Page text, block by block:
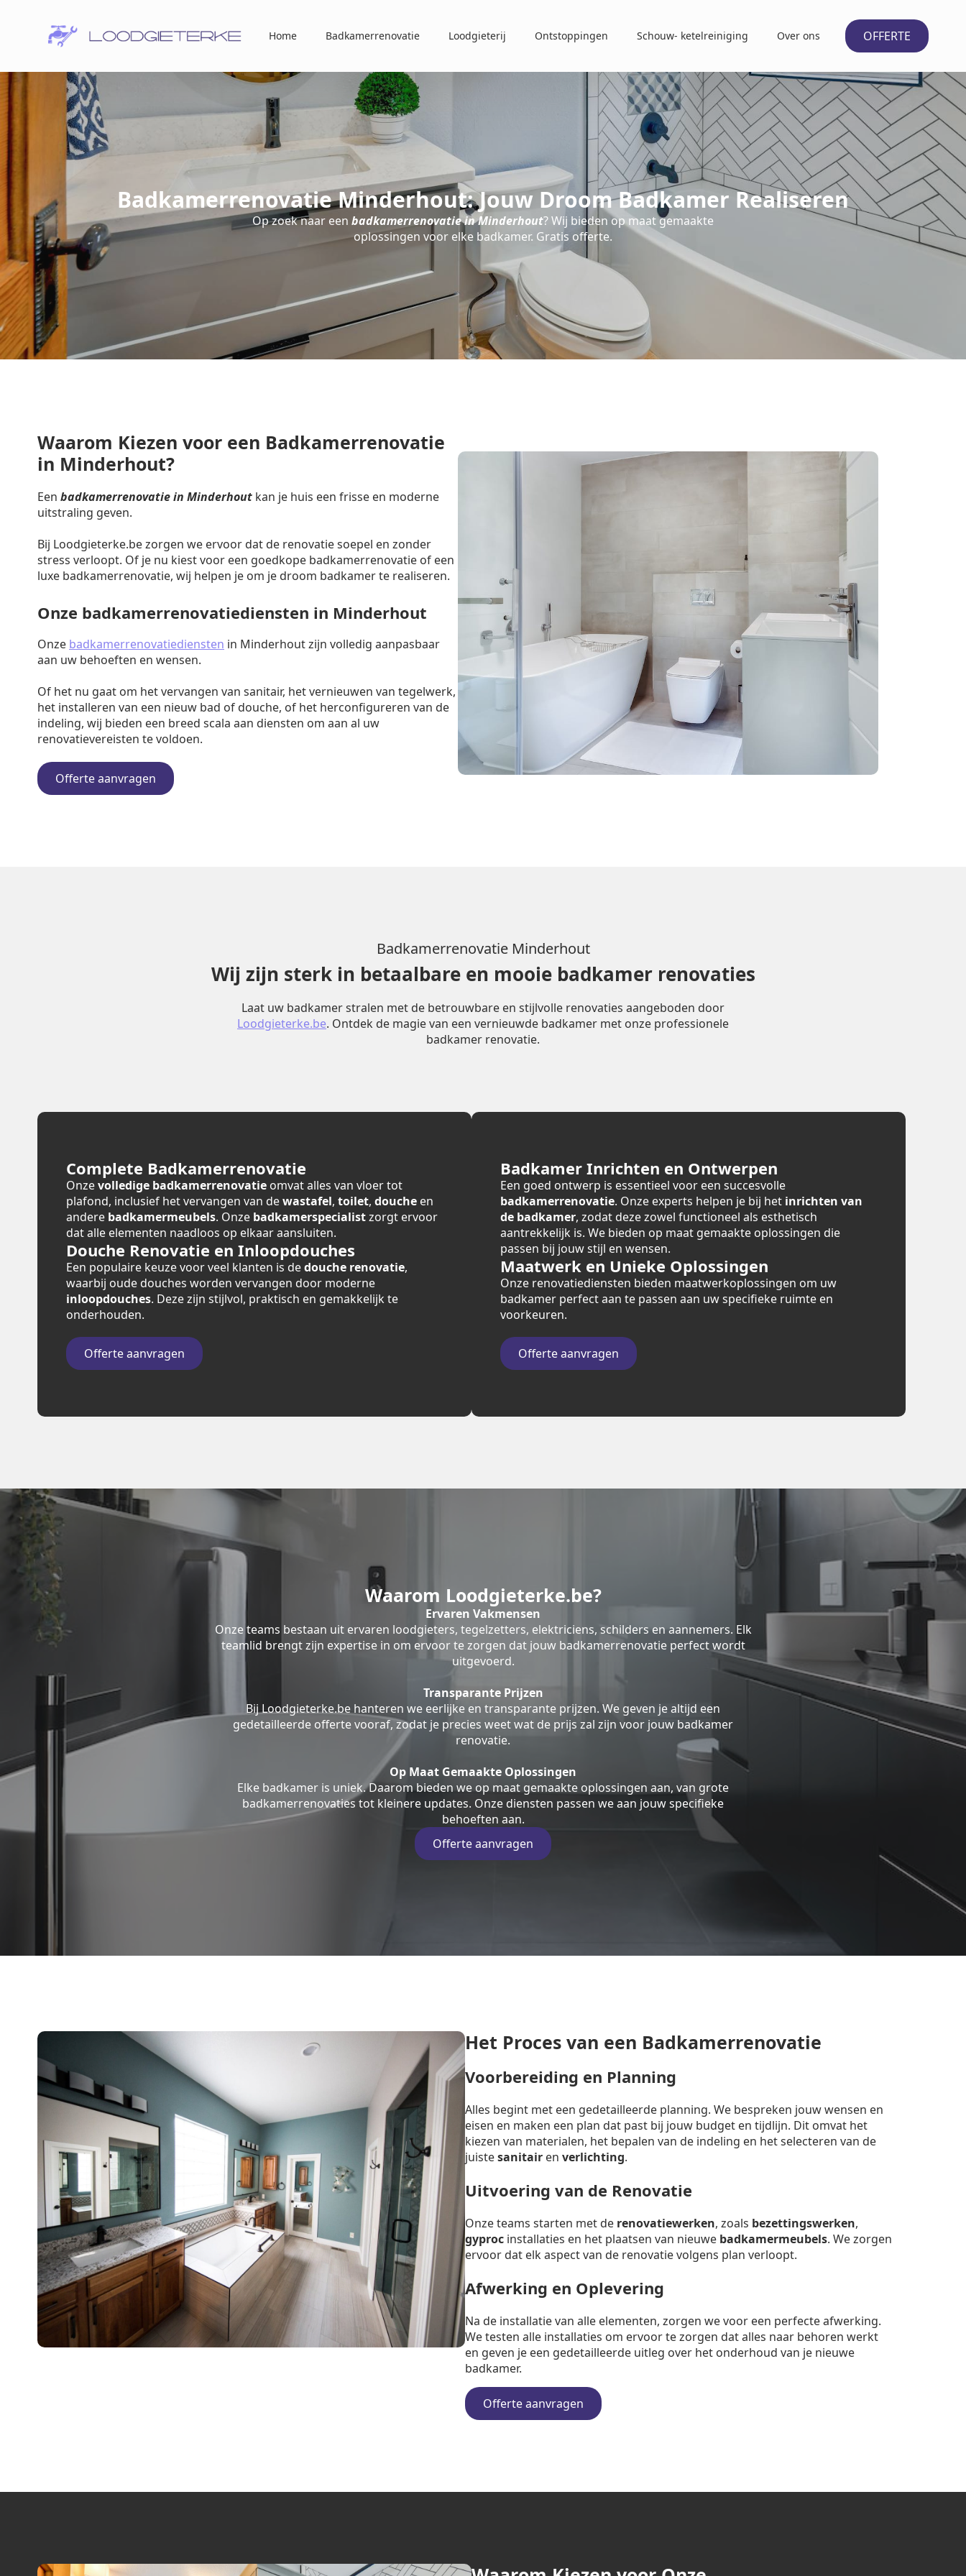
Home Badkamerrenovatie Loodgieterij Ontstoppingen Schouw- ketelreiniging Over ons OFFERTE
Badkamerrenovatie Minderhout: Jouw Droom Badkamer Realiseren
Op zoek naar een badkamerrenovatie in Minderhout? Wij bieden op maat gemaakte
oplossingen voor elke badkamer. Gratis offerte.
Waarom Kiezen voor een Badkamerrenovatie
in Minderhout?
Een badkamerrenovatie in Minderhout kan je huis een frisse en moderne
uitstraling geven.
Bij Loodgieterke.be zorgen we ervoor dat de renovatie soepel en zonder
stress verloopt. Of je nu kiest voor een goedkope badkamerrenovatie of een
luxe badkamerrenovatie, wij helpen je om je droom badkamer te realiseren.
Onze badkamerrenovatiediensten in Minderhout
Onze badkamerrenovatiediensten in Minderhout zijn volledig aanpasbaar
aan uw behoeften en wensen.
Of het nu gaat om het vervangen van sanitair, het vernieuwen van tegelwerk,
het installeren van een nieuw bad of douche, of het herconfigureren van de
indeling, wij bieden een breed scala aan diensten om aan al uw
renovatievereisten te voldoen.
Offerte aanvragen
Badkamerrenovatie Minderhout
Wij zijn sterk in betaalbare en mooie badkamer renovaties
Laat uw badkamer stralen met de betrouwbare en stijlvolle renovaties aangeboden door
Loodgieterke.be. Ontdek de magie van een vernieuwde badkamer met onze professionele
badkamer renovatie.
Complete Badkamerrenovatie
Onzevolledige badkamerrenovatie omvat alles van vloer tot
plafond, inclusief het vervangen van dewastafel, toilet, douche en
andere badkamermeubels. Onze badkamerspecialistzorgt ervoor
dat alle elementen naadloos op elkaar aansluiten.
Douche Renovatie en Inloopdouches
Een populaire keuze voor veel klanten is dedouche renovatie,
waarbij oude douches worden vervangen door moderne
inloopdouches. Deze zijn stijlvol, praktisch en gemakkelijk te
onderhouden.
Offerte aanvragen
Badkamer Inrichten en Ontwerpen
Een goed ontwerp is essentieel voor een succesvolle
badkamerrenovatie. Onze experts helpen je bij het inrichten van
de badkamer, zodat deze zowel functioneel als esthetisch
aantrekkelijk is. We bieden op maat gemaakte oplossingen die
passen bij jouw stijl en wensen.
Maatwerk en Unieke Oplossingen
Onze renovatiediensten bieden maatwerkoplossingen om uw
badkamer perfect aan te passen aan uw specifieke ruimte en
voorkeuren.
Offerte aanvragen
Waarom Loodgieterke.be?
Ervaren Vakmensen
Onze teams bestaan uit ervaren loodgieters, tegelzetters, elektriciens, schilders en aannemers. Elk
teamlid brengt zijn expertise in om ervoor te zorgen dat jouw badkamerrenovatie perfect wordt
uitgevoerd.
Transparante Prijzen
Bij Loodgieterke.be hanteren we eerlijke en transparante prijzen. We geven je altijd een
gedetailleerde offerte vooraf, zodat je precies weet wat de prijs zal zijn voor jouw badkamer
renovatie.
Op Maat Gemaakte Oplossingen
Elke badkamer is uniek. Daarom bieden we op maat gemaakte oplossingen aan, van grote
badkamerrenovaties tot kleinere updates. Onze diensten passen we aan jouw specifieke
behoeften aan.
Offerte aanvragen
Het Proces van een Badkamerrenovatie
Voorbereiding en Planning
Alles begint met een gedetailleerde planning. We bespreken jouw wensen en
eisen en maken een plan dat past bij jouw budget en tijdlijn. Dit omvat het
kiezen van materialen, het bepalen van de indeling en het selecteren van de
juistesanitair en verlichting.
Uitvoering van de Renovatie
Onze teams starten met de renovatiewerken, zoals bezettingswerken,
gyproc installaties en het plaatsen van nieuwe badkamermeubels. We zorgen
ervoor dat elk aspect van de renovatie volgens plan verloopt.
Afwerking en Oplevering
Na de installatie van alle elementen, zorgen we voor een perfecte afwerking.
We testen alle installaties om ervoor te zorgen dat alles naar behoren werkt
en geven je een gedetailleerde uitleg over het onderhoud van je nieuwe
badkamer.
Offerte aanvragen